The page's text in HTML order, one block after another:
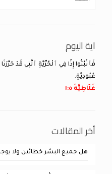
اية اليوم
فَٱثْبُتُوا إِذًا فِي ٱلْحُرِّيَّةِ ٱلَّتِي قَدْ
عُبُودِيَّةٍ.
غَلَاطِيَّةَ ٥:‏١
أخر المقالات
هل جميع البشر خطائين ولا